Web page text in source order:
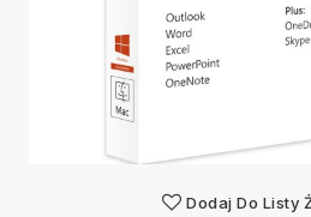
Dodaj Do Listy